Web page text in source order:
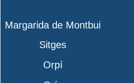
Margarida de Montbui
Sitges
Orpí